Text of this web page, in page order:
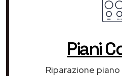
Piani
Riparazione